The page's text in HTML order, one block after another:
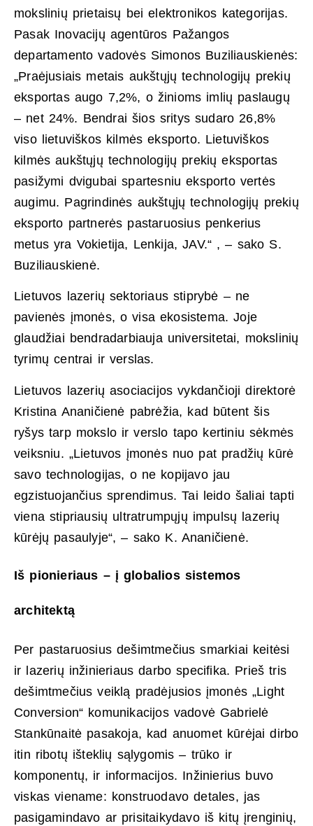
mokslinių prietaisų bei elektronikos kategorijas.
Pasak Inovacijų agentūros Pažangos
departamento vadovės Simonos Buziliauskienės:
„Praėjusiais metais aukštųjų technologijų prekių
eksportas augo 7,2%, o žinioms imlių paslaugų
– net 24%. Bendrai šios sritys sudaro 26,8%
viso lietuviškos kilmės eksporto. Lietuviškos
kilmės aukštųjų technologijų prekių eksportas
pasižymi dvigubai spartesniu eksporto vertės
augimu. Pagrindinės aukštųjų technologijų prekių
eksporto partnerės pastaruosius penkerius
metus yra Vokietija, Lenkija, JAV.“ , – sako S.
Buziliauskienė.
Lietuvos lazerių sektoriaus stiprybė – ne
pavienės įmonės, o visa ekosistema. Joje
glaudžiai bendradarbiauja universitetai, mokslinių
tyrimų centrai ir verslas.
Lietuvos lazerių asociacijos vykdančioji direktorė
Kristina Ananičienė pabrėžia, kad būtent šis
ryšys tarp mokslo ir verslo tapo kertiniu sėkmės
veiksniu. „Lietuvos įmonės nuo pat pradžių kūrė
savo technologijas, o ne kopijavo jau
egzistuojančius sprendimus. Tai leido šaliai tapti
viena stipriausių ultratrumpųjų impulsų lazerių
kūrėjų pasaulyje“, – sako K. Ananičienė.
Iš pionieriaus – į globalios sistemos
architektą
Per pastaruosius dešimtmečius smarkiai keitėsi
ir lazerių inžinieriaus darbo specifika. Prieš tris
dešimtmečius veiklą pradėjusios įmonės „Light
Conversion“ komunikacijos vadovė Gabrielė
Stankūnaitė pasakoja, kad anuomet kūrėjai dirbo
itin ribotų išteklių sąlygomis – trūko ir
komponentų, ir informacijos. Inžinierius buvo
viskas viename: konstruodavo detales, jas
pasigamindavo ar prisitaikydavo iš kitų įrenginių,